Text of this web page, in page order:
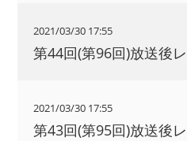
2021/03/30 17:55
第44回(第96回)放送後
2021/03/30 17:55
第43回(第95回)放送後